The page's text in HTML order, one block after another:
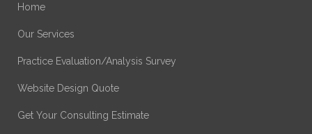
Home
Our Services
Practice Evaluation/Analysis Survey
Website Design Quote
Get Your Consulting Estimate